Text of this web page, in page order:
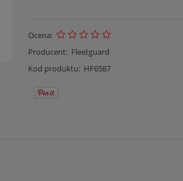
Ocena:
Producent: Fleetguard
Kod produktu: HF6587